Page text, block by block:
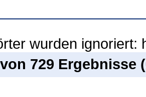
wurden ignoriert:
729 Ergebnisse